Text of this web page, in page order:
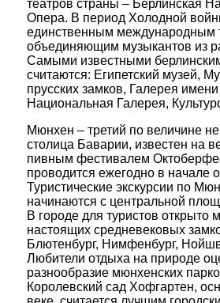
театров страны – Берлинская
Опера. В период Холодной
единственным международным
объединяющим музыкантов из
Самыми известными
считаются: Египетский музей,
прусских замков, Галерея
Национальная Галерея,
Мюнхен – третий по величине
столица Баварии, известен на
пивным фестивалем
проводится ежегодно в начале
Туристические экскурсии по
начинаются с центральной
В городе для туристов открыто
настоящих средневековых
Блютенбург, Нимфенбург,
Любители отдыха на природе
разнообразие мюнхенских
Королевский сад Хофгартен,